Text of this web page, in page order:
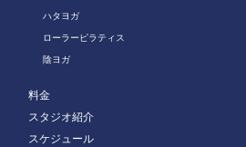
ハタヨガ
ローラーピラティス
陰ヨガ
料金
スタジオ紹介
スケジュール